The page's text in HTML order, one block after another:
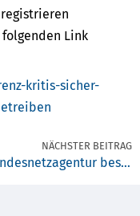
Link
kritis-sicher-
NÄCHSTER BEITRAG
Die Bundesnetzagentur bestätigt die Zertifizierungspflicht für betriebsgeführte Betreiber nach EnWG §11 1a) und b).